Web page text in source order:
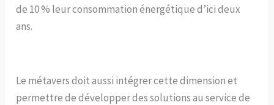
de 10 % leur consommation énergétique d’ici deux
ans.
Le métavers doit aussi intégrer cette dimension et
permettre de développer des solutions au service de